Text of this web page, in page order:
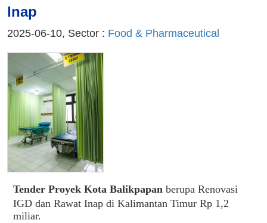
Inap
2025-06-10, Sector : Food & Pharmaceutical
Tender Proyek Kota Balikpapan berupa Renovasi
IGD dan Rawat Inap di Kalimantan Timur Rp 1,2
miliar.